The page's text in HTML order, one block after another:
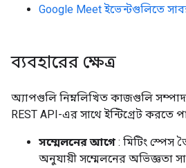
Google Meet ইভেন্টগুলিতে
ব্যবহারের ক্ষেত্র
অ্যাপগুলি নিম্নলিখিত কাজগুলি
REST API-এর সাথে ইন্টিগ্রেট করতে
সম্মেলনের আগে : মিটিং স্পেস
অনুযায়ী সম্মেলনের অভিজ্ঞতা